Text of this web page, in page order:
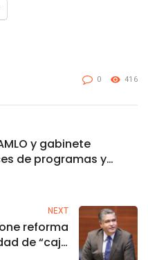
0 416
y gabinete
de programas y
NEXT
reforma
de “caja